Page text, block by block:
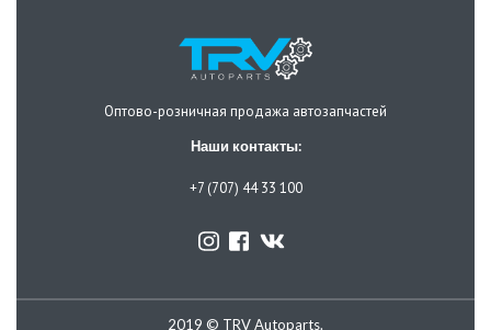
Оптово-розничная продажа автозапчастей
Наши контакты:
+7 (707) 44 33 100
2019 © TRV Autoparts.